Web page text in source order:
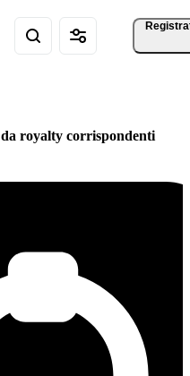
royalty corrispondenti